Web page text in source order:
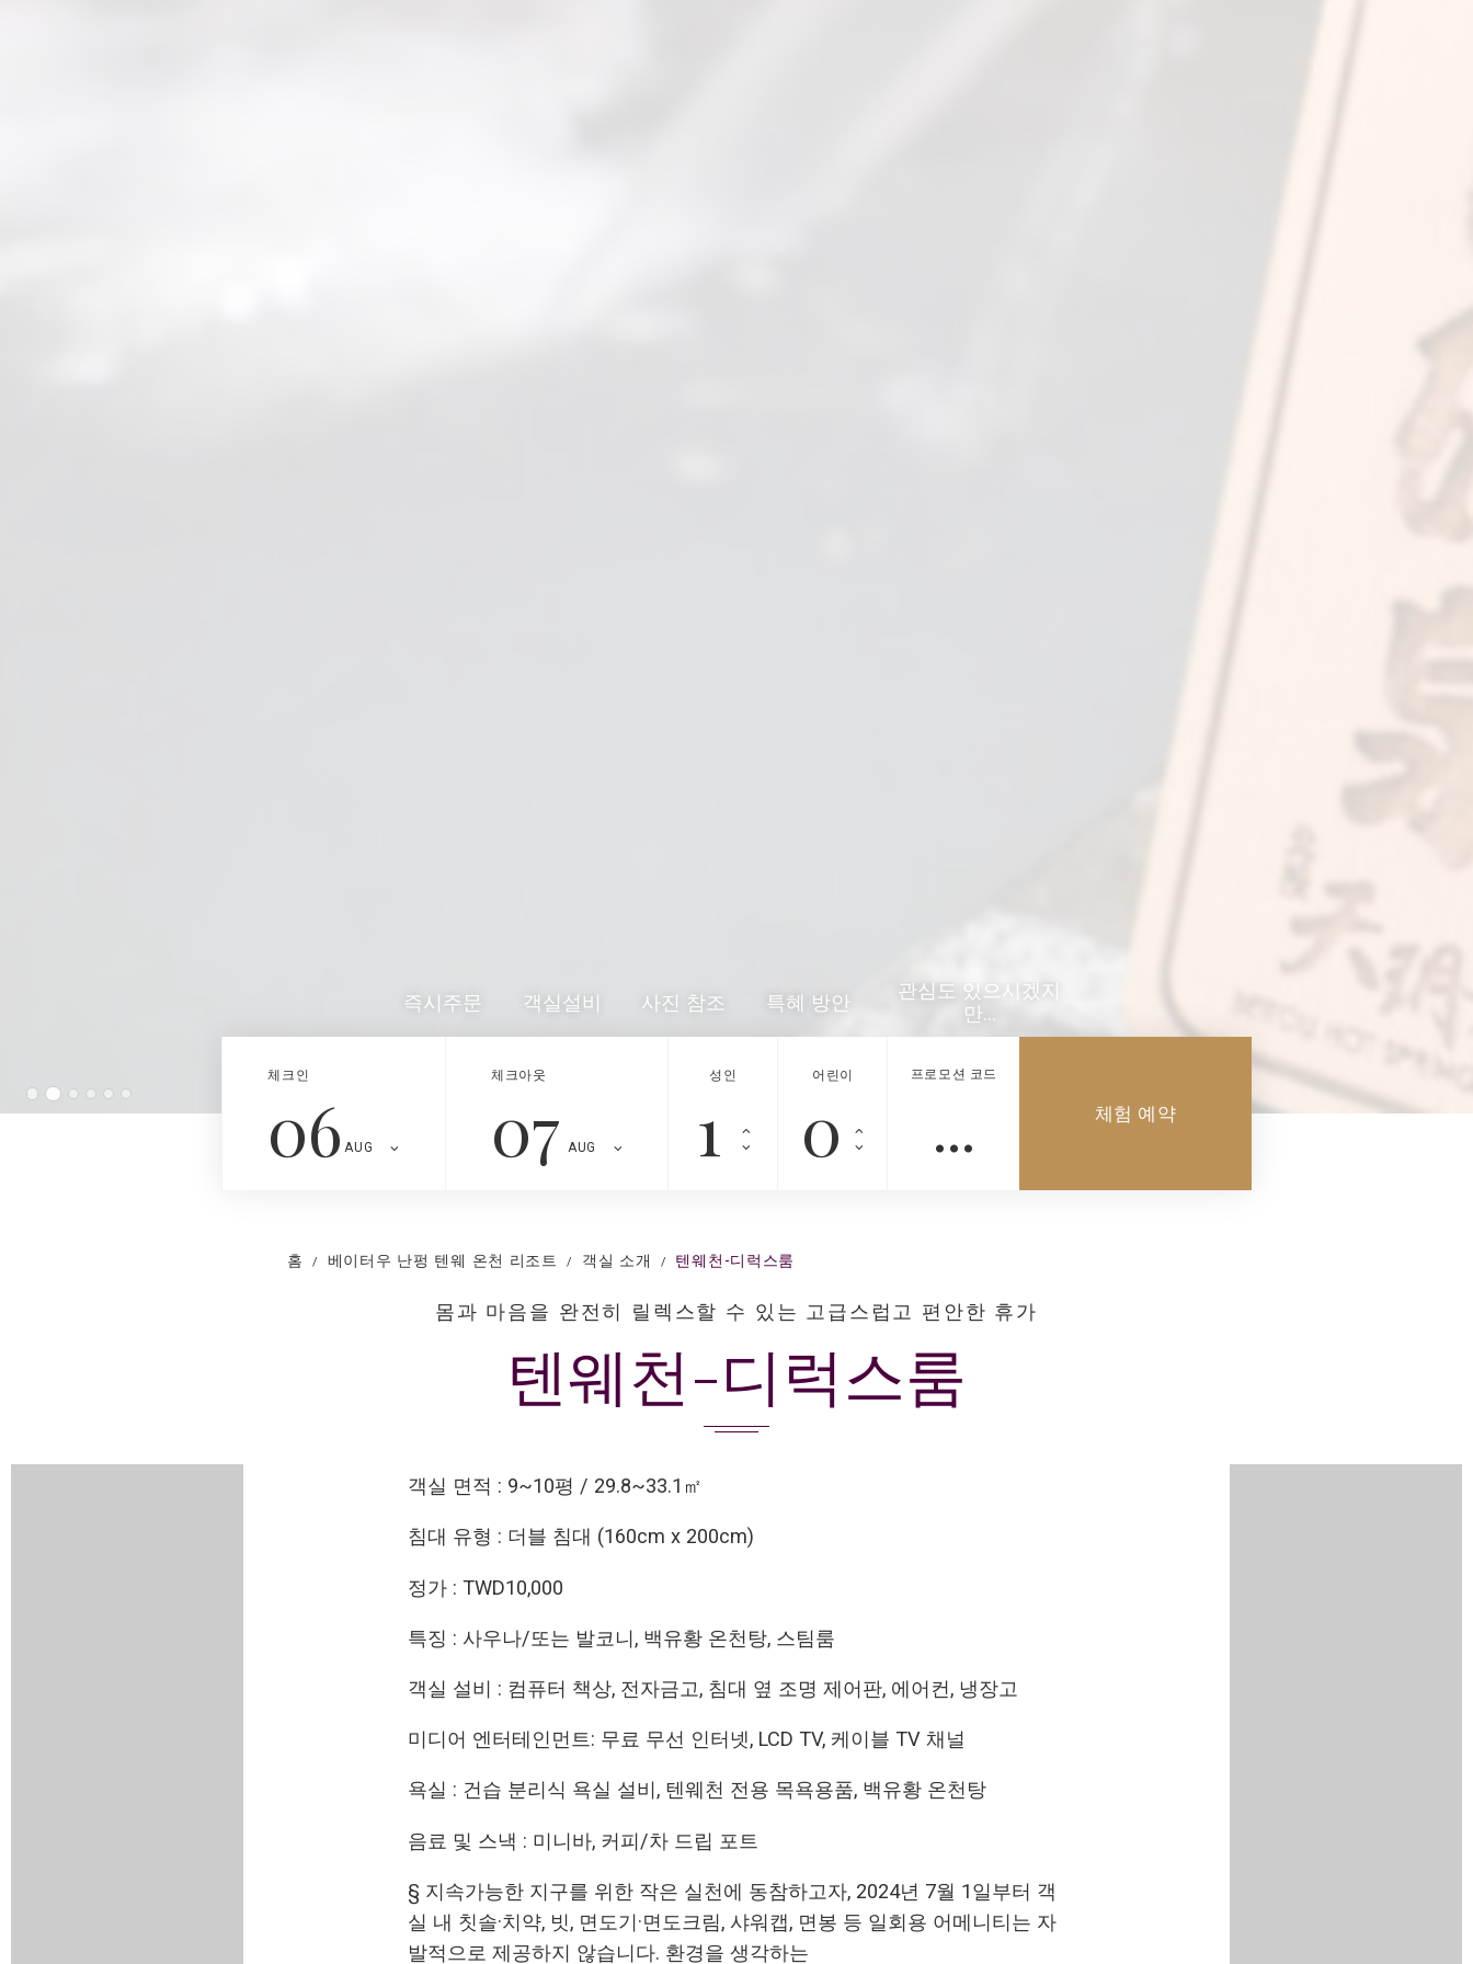
즉시주문 객실설비 사진 참조 특혜 방안
관심도 있으시겠지
만…
체크인
06 AUG
체크아웃
07 AUG
성인 어린이 프로모션 코드
체험 예약
홈 베이터우 난펑 텐웨 온천 리조트 객실 소개 텐웨천-디럭스룸
텐웨천-디럭스룸
몸과 마음을 완전히 릴렉스할 수 있는 고급스럽고 편안한 휴가
객실 면적 : 9~10평 / 29.8~33.1㎡
침대 유형 : 더블 침대 (160cm x 200cm)
정가 : TWD10,000
특징 : 사우나/또는 발코니, 백유황 온천탕, 스팀룸
객실 설비 : 컴퓨터 책상, 전자금고, 침대 옆 조명 제어판, 에어컨, 냉장고
미디어 엔터테인먼트: 무료 무선 인터넷, LCD TV, 케이블 TV 채널
욕실 : 건습 분리식 욕실 설비, 텐웨천 전용 목욕용품, 백유황 온천탕
음료 및 스낵 : 미니바, 커피/차 드립 포트
§ 지속가능한 지구를 위한 작은 실천에 동참하고자, 2024년 7월 1일부터 객
실 내 칫솔·치약, 빗, 면도기·면도크림, 샤워캡, 면봉 등 일회용 어메니티는 자
발적으로 제공하지 않습니다. 환경을 생각하는